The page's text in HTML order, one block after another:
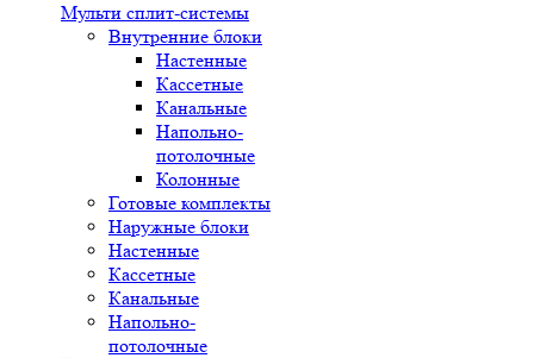
Мульти сплит-системы
Внутренние блоки
Настенные
Кассетные
Канальные
Напольно-
потолочные
Колонные
Готовые комплекты
Наружные блоки
Настенные
Кассетные
Канальные
Напольно-
потолочные